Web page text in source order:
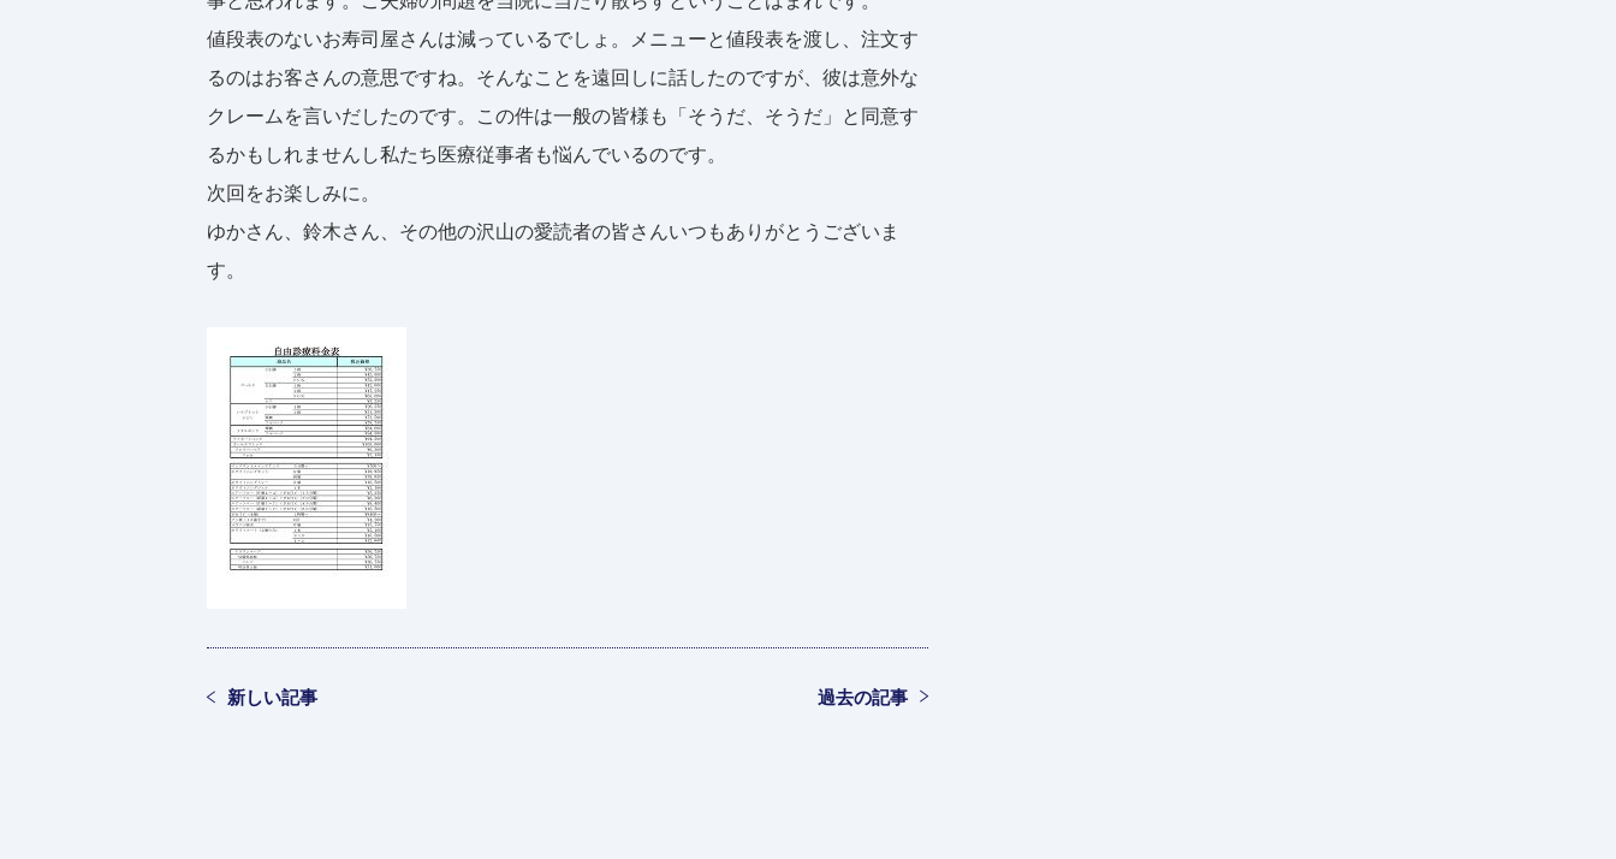
値段表のないお寿司屋さんは減っているでしょ。メニューと値段表を渡し、注文す
るのはお客さんの意思ですね。そんなことを遠回しに話したのですが、彼は意外な
クレームを言いだしたのです。この件は一般の皆様も「そうだ、そうだ」と同意す
るかもしれませんし私たち医療従事者も悩んでいるのです。
次回をお楽しみに。
ゆかさん、鈴木さん、その他の沢山の愛読者の皆さんいつもありがとうございま
す。
新しい記事 過去の記事